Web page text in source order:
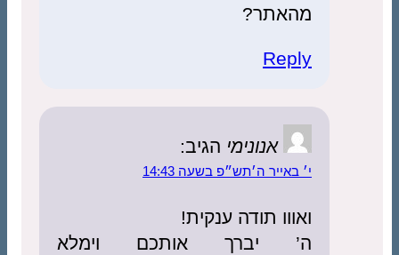
מהאתר?
Reply
אנונימי הגיב:
י׳ באייר ה׳תש״פ בשעה 14:43
ואווו תודה ענקית!
ה’ יברך אותכם וימלא